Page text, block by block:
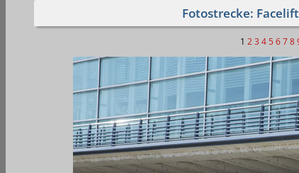
Fotostrecke:
1 2 3 4 5 6 7 8